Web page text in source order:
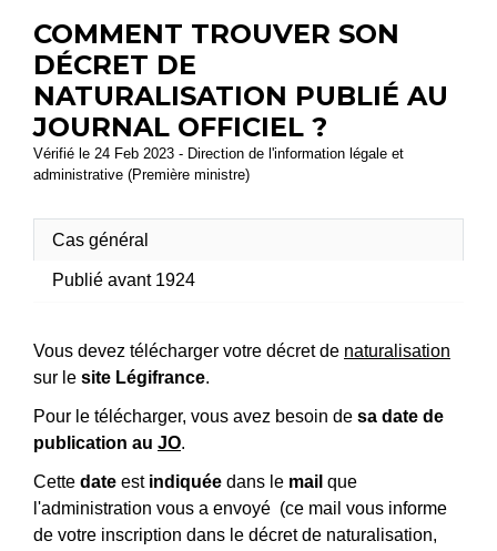
COMMENT TROUVER SON
DÉCRET DE
NATURALISATION PUBLIÉ AU
JOURNAL OFFICIEL ?
Vérifié le 24 Feb 2023 - Direction de l'information légale et
administrative (Première ministre)
Cas général
Publié avant 1924
Vous devez télécharger votre décret de naturalisation
sur le site Légifrance.
Pour le télécharger, vous avez besoin de sa date de
publication au JO.
Cette date est indiquée dans le mail que
l'administration vous a envoyé (ce mail vous informe
de votre inscription dans le décret de naturalisation,